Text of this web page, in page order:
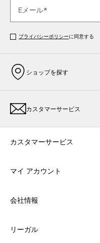
プライバシーポリシーに同意する
ショップを探す
カスタマーサービス
カスタマーサービス
マイ アカウント
会社情報
リーガル